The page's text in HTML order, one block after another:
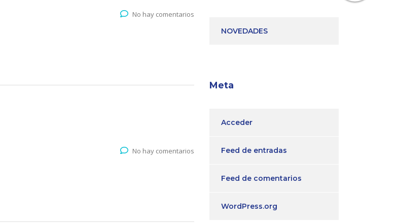
No hay comentarios
No hay comentarios
NOVEDADES
Meta
Acceder
Feed de entradas
Feed de comentarios
WordPress.org